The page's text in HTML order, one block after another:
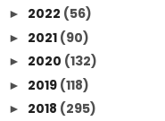
► 2022 (56)
► 2021 (90)
► 2020 (132)
► 2019 (118)
► 2018 (295)